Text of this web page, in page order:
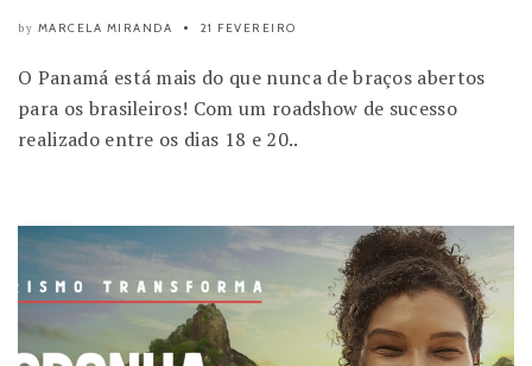
by MARCELA MIRANDA 21 FEVEREIRO
O Panamá está mais do que nunca de braços abertos
para os brasileiros! Com um roadshow de sucesso
realizado entre os dias 18 e 20..